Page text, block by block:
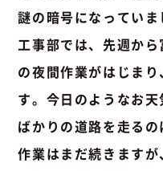
謎の暗号になっていま
工事部では、先週か
の夜間作業がはじま
す。今日のようなお
ばかりの道路を走る
作業はまだ続きます